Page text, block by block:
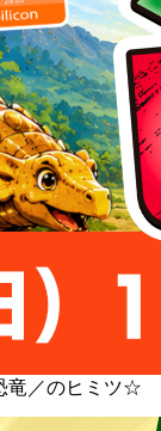
竜／のヒミツ☆